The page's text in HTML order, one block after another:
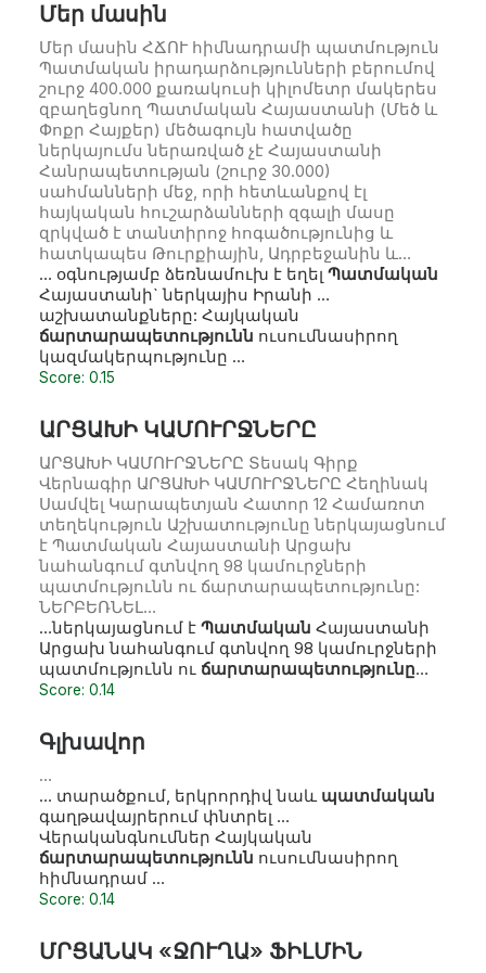
Մեր մասին
Մեր մասին ՀՃՈՒ հիմնադրամի պատմություն
Պատմական իրադարձությունների բերումով
շուրջ 400.000 քառակուսի կիլոմետր մակերես
զբաղեցնող Պատմական Հայաստանի (Մեծ և
Փոքր Հայքեր) մեծագույն հատվածը
ներկայումս ներառված չէ Հայաստանի
Հանրապետության (շուրջ 30.000)
սահմանների մեջ, որի հետևանքով էլ
հայկական հուշարձանների զգալի մասը
զրկված է տանտիրոջ հոգածությունից և
հատկապես Թուրքիային, Ադրբեջանին և…
… օգնությամբ ձեռնամուխ է եղել Պատմական
Հայաստանի` ներկայիս Իրանի …
աշխատանքները: Հայկական
ճարտարապետությունն ուսումնասիրող
կազմակերպությունը …
Score: 0.15
ԱՐՑԱԽԻ ԿԱՄՈՒՐՋՆԵՐԸ
ԱՐՑԱԽԻ ԿԱՄՈՒՐՋՆԵՐԸ Տեսակ Գիրք
Վերնագիր ԱՐՑԱԽԻ ԿԱՄՈՒՐՋՆԵՐԸ Հեղինակ
Սամվել Կարապետյան Հատոր 12 Համառոտ
տեղեկություն Աշխատությունը ներկայացնում
է Պատմական Հայաստանի Արցախ
նահանգում գտնվող 98 կամուրջների
պատմությունն ու ճարտարապետությունը:
ՆԵՐԲԵՌՆԵԼ…
…ներկայացնում է Պատմական Հայաստանի
Արցախ նահանգում գտնվող 98 կամուրջների
պատմությունն ու ճարտարապետությունը…
Score: 0.14
Գլխավոր
…
… տարածքում, երկրորդիվ նաև պատմական
գաղթավայրերում փնտրել …
Վերականգնումներ Հայկական
ճարտարապետությունն ուսումնասիրող
հիմնադրամ …
Score: 0.14
ՄՐՑԱՆԱԿ «ՋՈՒՂԱ» ՖԻԼՄԻՆ